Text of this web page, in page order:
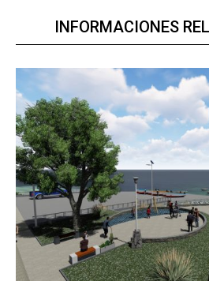
INFORMACIONES